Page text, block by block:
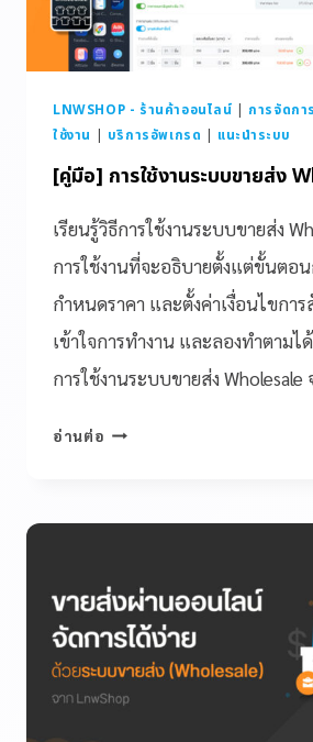
LNWSHOP - ร้านค้าออนไลน์ | การจัดกา
ใช้งาน | บริการอัพเกรด | แนะนำระบบ
[คู่มือ] การใช้งานระบบขายส่ง
เรียนรู้วิธีการใช้งานระบบขายส่ง
การใช้งานที่จะอธิบายตั้งแต่ขั้นตอ
กำหนดราคา และตั้งค่าเงื่อนไขกา
เข้าใจการทำงาน และลองทำตาม
การใช้งานระบบขายส่ง Wholesale
อ่านต่อ